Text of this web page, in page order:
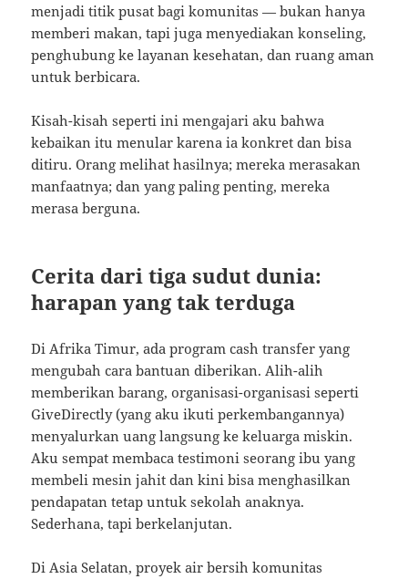
menjadi titik pusat bagi komunitas — bukan hanya
memberi makan, tapi juga menyediakan konseling,
penghubung ke layanan kesehatan, dan ruang aman
untuk berbicara.
Kisah-kisah seperti ini mengajari aku bahwa
kebaikan itu menular karena ia konkret dan bisa
ditiru. Orang melihat hasilnya; mereka merasakan
manfaatnya; dan yang paling penting, mereka
merasa berguna.
Cerita dari tiga sudut dunia:
harapan yang tak terduga
Di Afrika Timur, ada program cash transfer yang
mengubah cara bantuan diberikan. Alih-alih
memberikan barang, organisasi-organisasi seperti
GiveDirectly (yang aku ikuti perkembangannya)
menyalurkan uang langsung ke keluarga miskin.
Aku sempat membaca testimoni seorang ibu yang
membeli mesin jahit dan kini bisa menghasilkan
pendapatan tetap untuk sekolah anaknya.
Sederhana, tapi berkelanjutan.
Di Asia Selatan, proyek air bersih komunitas